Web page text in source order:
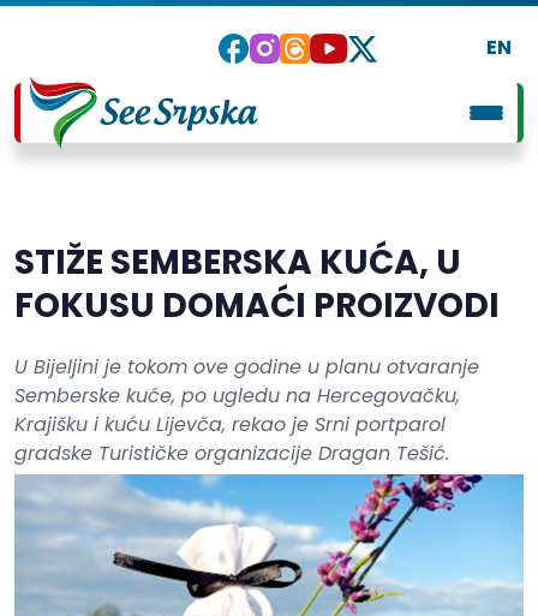
EN
STIŽE SEMBERSKA KUĆA, U
FOKUSU DOMAĆI PROIZVODI
U Bijeljini je tokom ove godine u planu otvaranje
Semberske kuće, po ugledu na Hercegovačku,
Krajišku i kuću Lijevča, rekao je Srni portparol
gradske Turističke organizacije Dragan Tešić.